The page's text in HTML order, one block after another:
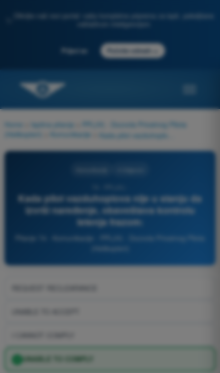
Otkrijte naš novi portal: vaša kompletna priprema za ispit, poboljšana
Prijavi se Počnite odmah
Home Ispitna pitanja
PPL(H) - Dozvola Privatnog Pilota
(Helikopteri)
Komunikacije
Kada pilot vazduhoplova nije u stanju da
izvrši naređenje, obaveštava kontrolu
letenja frazom:
UNABLE TO COMPLY